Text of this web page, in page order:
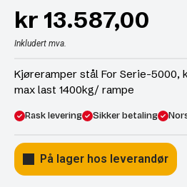
kr 13.587,00
Inkludert mva.
Kjøreramper stål For Serie-5000,
max last 1400kg/ rampe
Rask levering Sikker betaling
På lager hos leverandør